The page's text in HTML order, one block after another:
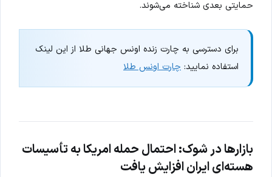
حمایتی بعدی شناخته می‌شوند.
برای دسترسی به چارت زنده اونس جهانی طلا از این لینک
استفاده نمایید: چارت اونس طلا
بازارها در شوک: احتمال حمله امریکا به تأسیسات
هسته‌ای ایران افزایش یافت